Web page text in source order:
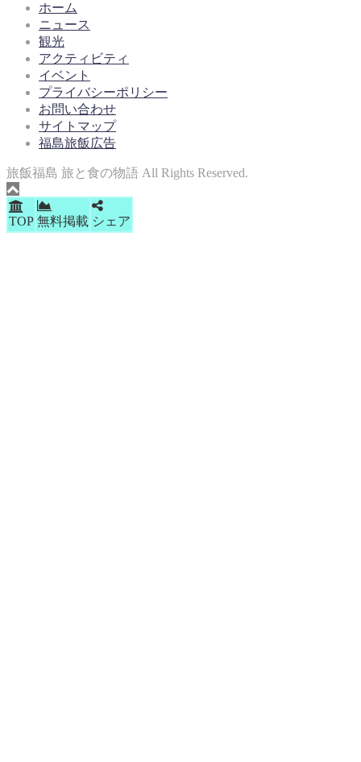
ホーム
ニュース
観光
アクティビティ
イベント
プライバシーポリシー
お問い合わせ
サイトマップ
福島旅飯広告
旅飯福島 旅と食の物語 All Rights Reserved.
TOP 無料掲載 シェア